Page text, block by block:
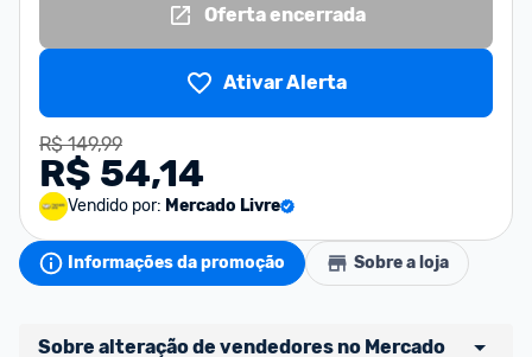
Oferta encerrada
Ativar Alerta
R$ 149,99
R$ 54,14
Vendido por: Mercado Livre
Informações da promoção Sobre a loja
Sobre alteração de vendedores no Mercado